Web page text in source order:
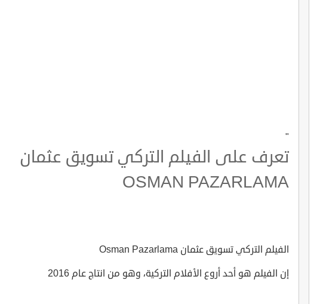
"
تعرف على الفيلم التركي تسويق عثمان
OSMAN PAZARLAMA
الفيلم التركي تسويق عثمان Osman Pazarlama
إن الفيلم هو أحد أروع الأفلام التركية، وهو من انتاج عام 2016